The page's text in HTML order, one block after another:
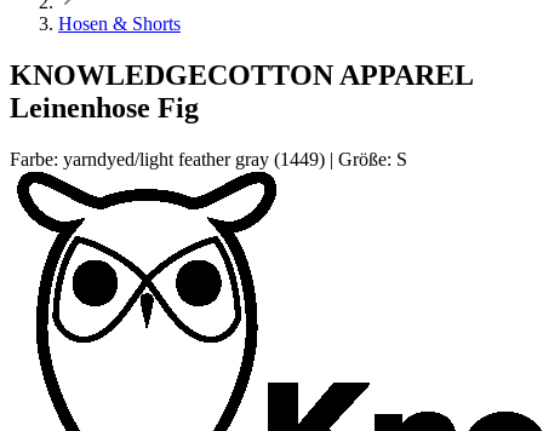
Hosen & Shorts
KNOWLEDGECOTTON APPAREL
Leinenhose Fig
Farbe: yarndyed/light feather gray (1449) | Größe: S